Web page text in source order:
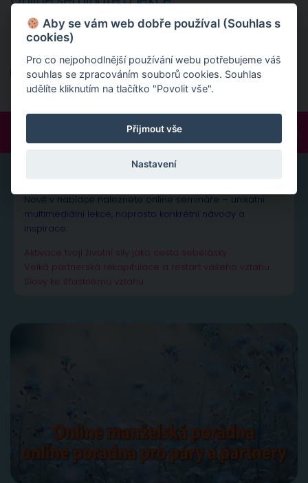
Nově v nabídce naleznete online semináře - unikátní
multimediální lekce.
Online semináře
Nově v nabídce naleznete online semináře – unikátní
multimediální lekce, naprosto konkrétní návody a
inspirace.
Aktivace tvojí životní síly jako cesta sebelásky
Velká partnerská rekapitulace a restart vašeho vztahu
Slovy ke šťastnému vztahu
Aby se vám web dobře používal (Souhlas s
cookies)
Pro co nejpohodlnější používání webu potřebujeme váš
souhlas se zpracováním souborů cookies. Souhlas
udělíte kliknutím na tlačítko "Povolit vše".
Přijmout vše
Nastavení